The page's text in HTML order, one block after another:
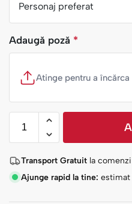
Personaj preferat
Adaugă poză *
Atinge pentru a încărca
Transport Gratuit la
Ajunge rapid la tine: estimat